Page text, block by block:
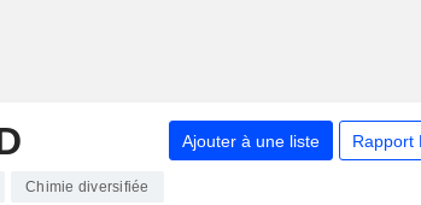
Ajouter à une liste Rapport
Chimie diversifiée